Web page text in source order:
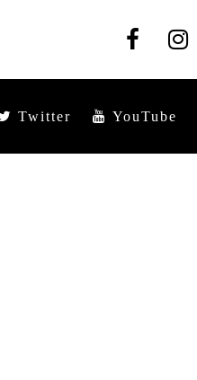
Twitter YouTube